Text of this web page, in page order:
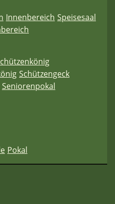
Innenbereich Speisesaal
Schützengeck
Seniorenpokal
Pokal